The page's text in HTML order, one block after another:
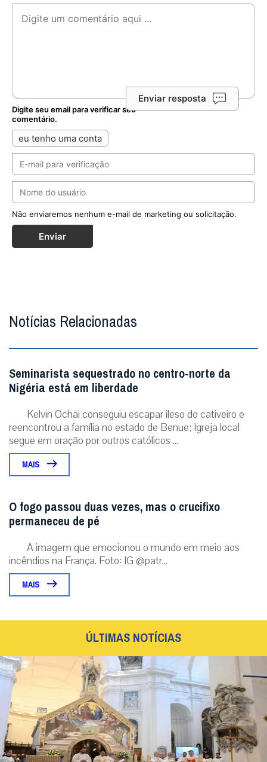
Enviar resposta
Digite seu email para verificar seu
comentário.
eu tenho uma conta
Não enviaremos nenhum e-mail de marketing ou solicitação.
Enviar
Notícias Relacionadas
Seminarista sequestrado no centro-norte da
Nigéria está em liberdade
Kelvin Ochai conseguiu escapar ileso do cativeiro e
reencontrou a família no estado de Benue; Igreja local
segue em oração por outros católicos ...
MAIS
O fogo passou duas vezes, mas o crucifixo
permaneceu de pé
A imagem que emocionou o mundo em meio aos
incêndios na França. Foto: IG @patr...
MAIS
ÚLTIMAS NOTÍCIAS